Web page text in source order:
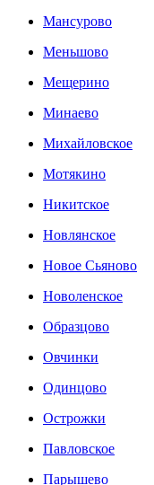
Мансурово
Меньшово
Мещерино
Минаево
Михайловское
Мотякино
Никитское
Новлянское
Новое Сьяново
Новоленское
Образцово
Овчинки
Одинцово
Острожки
Павловское
Парышево